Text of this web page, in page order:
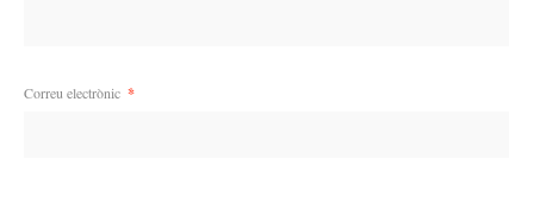
Correu electrònic *